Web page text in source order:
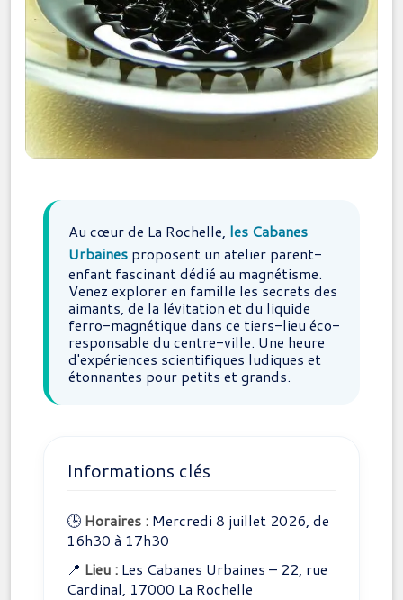
Au cœur de La Rochelle, les Cabanes
Urbaines proposent un atelier parent-
enfant fascinant dédié au magnétisme.
Venez explorer en famille les secrets des
aimants, de la lévitation et du liquide
ferro-magnétique dans ce tiers-lieu éco-
responsable du centre-ville. Une heure
d'expériences scientifiques ludiques et
étonnantes pour petits et grands.
Informations clés
🕒 Horaires : Mercredi 8 juillet 2026, de
16h30 à 17h30
📍 Lieu : Les Cabanes Urbaines – 22, rue
Cardinal, 17000 La Rochelle